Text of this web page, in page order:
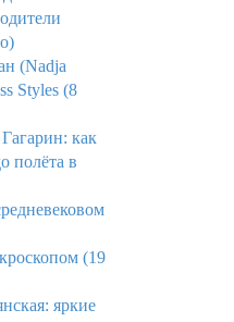
(Nadja
Styles (8
как
полёта в
(19
яркие